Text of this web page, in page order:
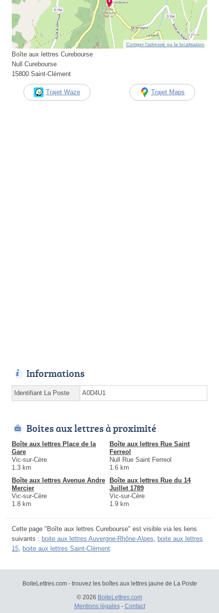
Corriger l’adresse ou la localisation
Boîte aux lettres Curebourse
Null Curebourse
15800 Saint-Clément
Trajet Waze Trajet Maps
Informations
Identifiant La Poste A0D4U1
Boites aux lettres à proximité
Boîte aux lettres Place de la
Gare
Vic-sur-Cère
1.3 km
Boîte aux lettres Rue Saint
Ferreol
Null Rue Saint Ferreol
1.6 km
Boîte aux lettres Avenue Andre
Mercier
Vic-sur-Cère
1.8 km
Boîte aux lettres Rue du 14
Juillet 1789
Vic-sur-Cère
1.9 km
Cette page "Boîte aux lettres Curebourse" est visible via les liens
suivants : boite aux lettres Auvergne-Rhône-Alpes
boite aux lettres
15 boite aux lettres Saint-Clément
BoiteLettres.com - trouvez les boîtes aux lettres jaune de La Poste
© 2026 BoiteLettres.com
Mentions légales- Contact